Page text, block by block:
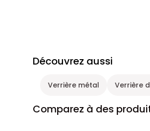
Découvrez aussi
Verrière métal Verrière
Comparez à des